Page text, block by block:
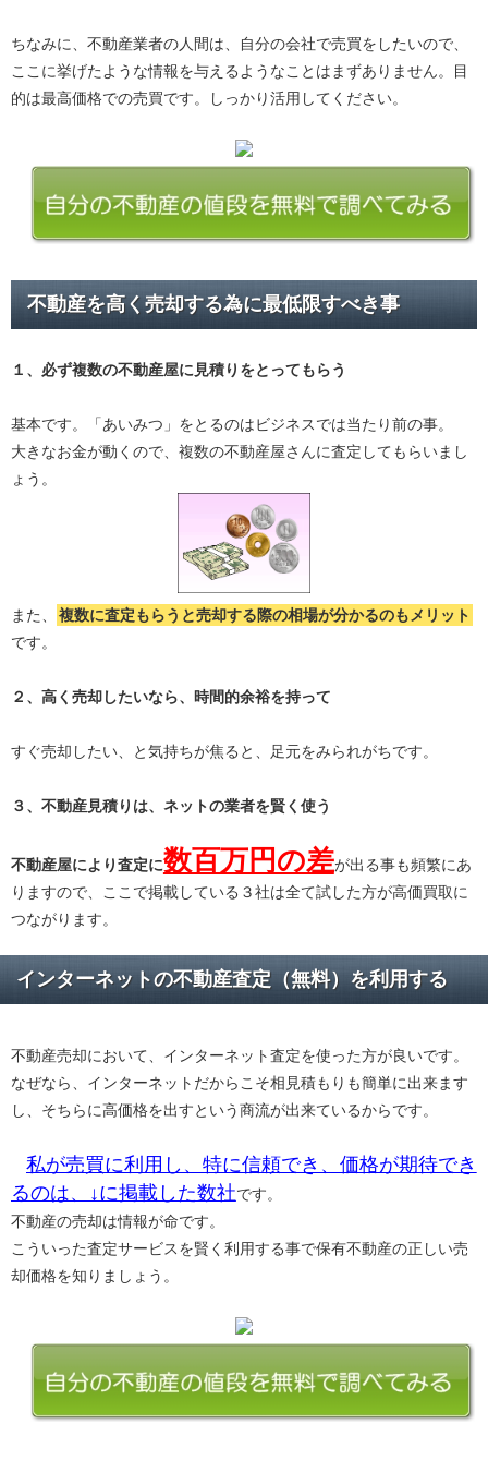
ちなみに、不動産業者の人間は、自分の会社で売買をしたいので、
ここに挙げたような情報を与えるようなことはまずありません。目
的は最高価格での売買です。しっかり活用してください。
不動産を高く売却する為に最低限すべき事
１、必ず複数の不動産屋に見積り をとってもらう
基本です。「あいみつ」をとるのはビジネスでは当たり前の事。
大きなお金が動くので、複数の不動産屋さんに査定してもらいまし
ょう。
また、 複数に査定もらうと売却する際の相場が分かるのもメリット
です。
２、高く売却したいなら、時間的余裕を持って
すぐ売却したい、と気持ちが焦ると、足元をみられがちです。
３、不動産見積りは、ネットの業者を賢く使う
不動産屋により査定に数百万円の差が出る事も頻繁にあ
りますので、ここで掲載している３社は全て試した方が高価買取に
つながります。
インターネットの不動産査定（無料）を利用する
不動産売却において、インターネット査定を使った方が良いです。
なぜなら、インターネットだからこそ相見積もりも簡単に出来ます
し、そちらに高価格を出すという商流が出来ているからです。
私が売買に利用し、特に信頼でき、価格が期待でき
るのは、↓に掲載した数社です。
不動産の売却は情報が命です。
こういった査定サービスを賢く利用する事で保有不動産の正しい売
却価格を知りましょう。